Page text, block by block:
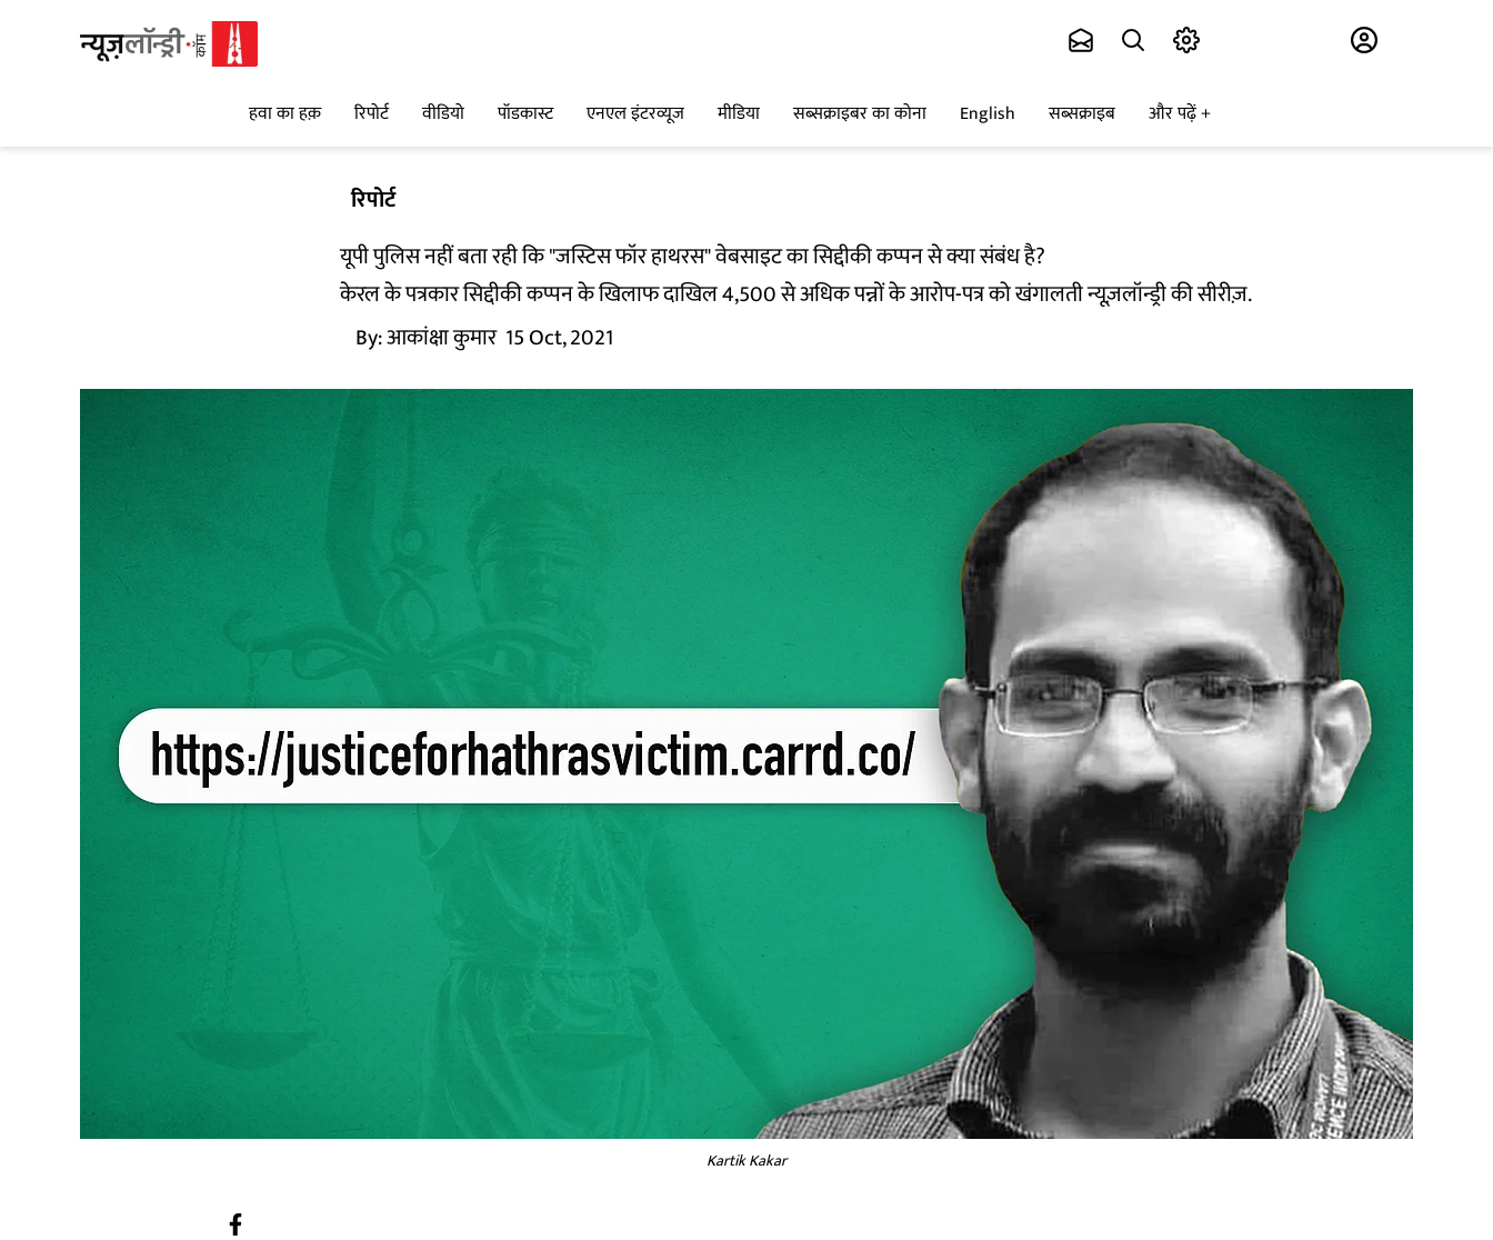
हवा का हक़ रिपोर्ट वीडियो पॉडकास्ट एनएल इंटरव्यूज मीडिया सब्सक्राइबर का कोना English सब्सक्राइब और पढ़ें
रिपोर्ट
यूपी पुलिस नहीं बता रही कि "जस्टिस फॉर हाथरस" वेबसाइट का सिद्दीकी कप्पन से क्या संबंध है?
केरल के पत्रकार सिद्दीकी कप्पन के खिलाफ दाखिल 4,500 से अधिक पन्नों के आरोप-पत्र को खंगालती न्यूज़लॉन्ड्री की सीरीज़.
By:आकांक्षा कुमार 15 Oct, 2021
Kartik Kakar